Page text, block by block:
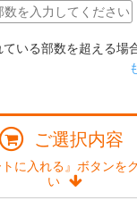
いる部数を超える場
ご選択内容
に入れる』ボタンを
い